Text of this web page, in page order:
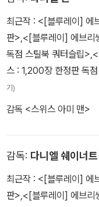
최근작 : <[블루레이] 에
판>,<[블루레이] 에브리
독점 스틸북 쿼터슬립>,
스 : 1,200장 한정판 독
기)
감독 <스위스 아미 맨>
감독: 다니엘 쉐이너트
최근작 : <[블루레이] 에
판>,<[블루레이] 에브리